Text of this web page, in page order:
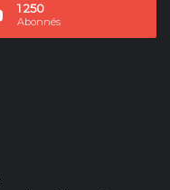
1 250
Abonnés